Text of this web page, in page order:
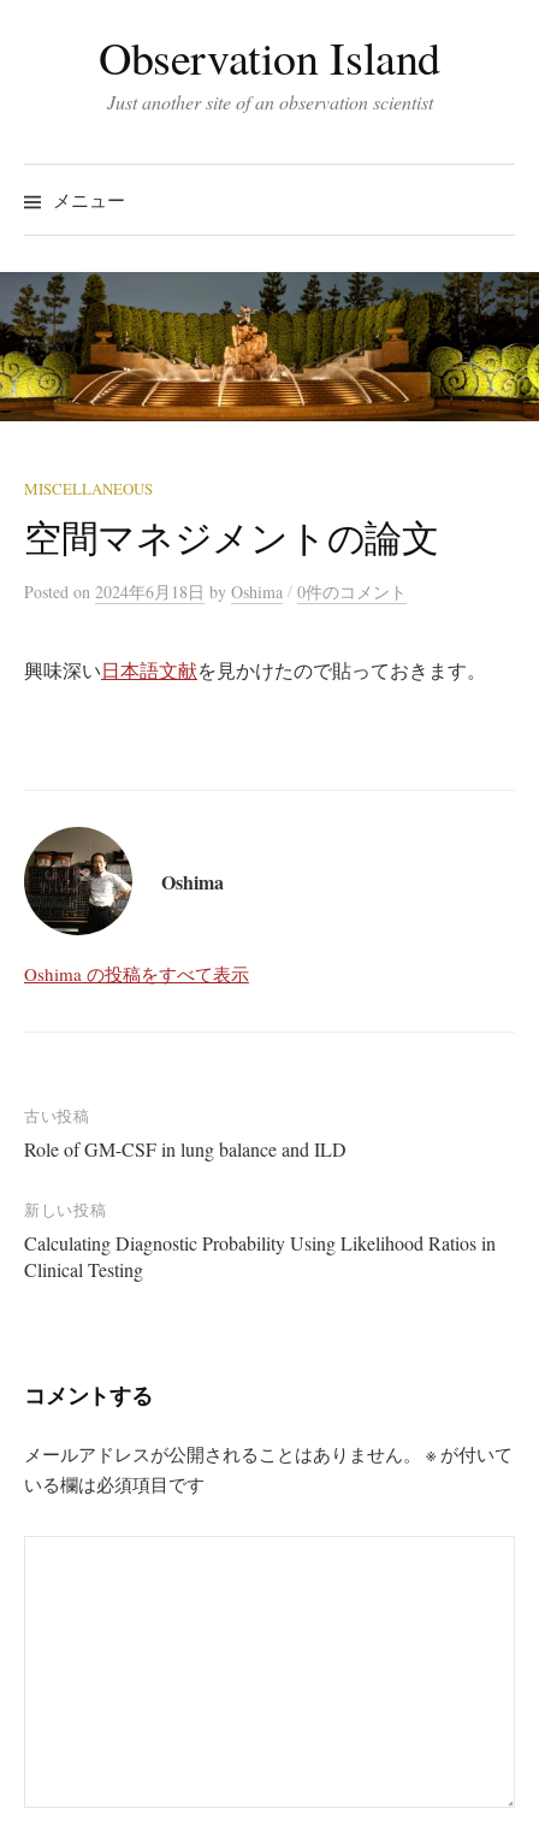
ス
キ
ッ
プ
Observation Island
Just another site of an observation scientist
メニュー
MISCELLANEOUS
空間マネジメントの論文
Posted on 2024年6月18日 by Oshima / 0件のコメント
興味深い日本語文献を見かけたので貼っておきます。
Oshima
Oshima の投稿をすべて表示
投
稿
ナ
ビ
ゲ
ン
古い投稿
Role of GM-CSF in lung balance and ILD
新しい投稿
Calculating Diagnostic Probability Using Likelihood Ratios in
Clinical Testing
コメントする
メールアドレスが公開されることはありません。 ※ が付いて
いる欄は必須項目です